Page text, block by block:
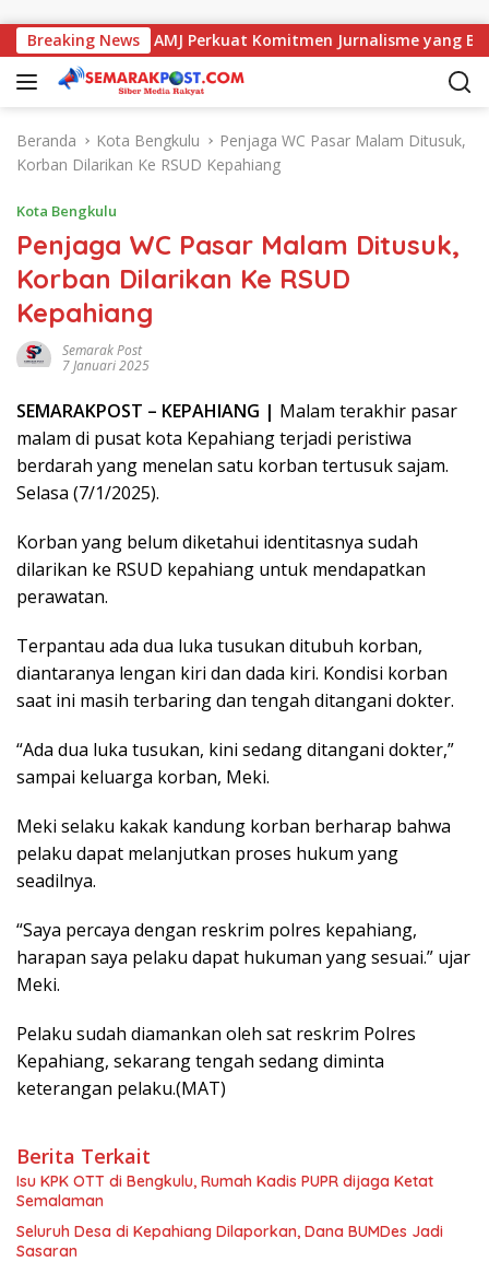
Breaking News
dengan Kajati, AMJ Perkuat Komitmen Jurnalisme yang
Beranda Kota Bengkulu
Penjaga WC Pasar Malam Ditusuk,
Korban Dilarikan Ke RSUD Kepahiang
Kota Bengkulu
Penjaga WC Pasar Malam Ditusuk,
Korban Dilarikan Ke RSUD
Kepahiang
Semarak Post
7 Januari 2025
SEMARAKPOST – KEPAHIANG | Malam terakhir pasar
malam di pusat kota Kepahiang terjadi peristiwa
berdarah yang menelan satu korban tertusuk sajam.
Selasa (7/1/2025).
Korban yang belum diketahui identitasnya sudah
dilarikan ke RSUD kepahiang untuk mendapatkan
perawatan.
Terpantau ada dua luka tusukan ditubuh korban,
diantaranya lengan kiri dan dada kiri. Kondisi korban
saat ini masih terbaring dan tengah ditangani dokter.
“Ada dua luka tusukan, kini sedang ditangani dokter,”
sampai keluarga korban, Meki.
Meki selaku kakak kandung korban berharap bahwa
pelaku dapat melanjutkan proses hukum yang
seadilnya.
“Saya percaya dengan reskrim polres kepahiang,
harapan saya pelaku dapat hukuman yang sesuai.” ujar
Meki.
Pelaku sudah diamankan oleh sat reskrim Polres
Kepahiang, sekarang tengah sedang diminta
keterangan pelaku.(MAT)
Berita Terkait
Isu KPK OTT di Bengkulu, Rumah Kadis PUPR dijaga Ketat
Semalaman
Seluruh Desa di Kepahiang Dilaporkan, Dana BUMDes Jadi
Sasaran